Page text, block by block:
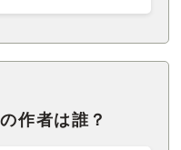
作者は誰？